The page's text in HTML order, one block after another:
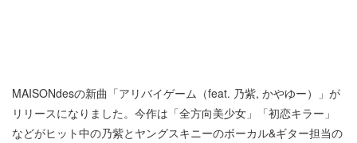
MAISONdesの新曲「アリバイゲーム（feat. 乃紫, かやゆー）」が
リリースになりました。今作は「全方向美少女」「初恋キラー」
などがヒット中の乃紫とヤングスキニーのボーカル&ギター担当の